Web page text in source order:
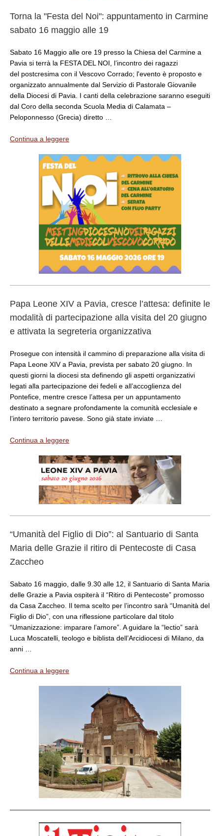
Torna la "Festa del Noi": appuntamento in Carmine
sabato 16 maggio alle 19
Sabato 16 Maggio alle ore 19 presso la Chiesa del Carmine a
Pavia si terrà la FESTA DEL NOI, l’incontro dei ragazzi
del postcresima con il Vescovo Corrado; l'evento è proposto e
organizzato annualmente dal Servizio di Pastorale Giovanile
della Diocesi di Pavia. I canti della celebrazione saranno eseguiti
dal Coro della seconda Scuola Media di Calamata –
Peloponnesso (Grecia) diretto …
Continua a leggere
Papa Leone XIV a Pavia, cresce l’attesa: definite le
modalità di partecipazione alla visita del 20 giugno
e attivata la segreteria organizzativa
Prosegue con intensità il cammino di preparazione alla visita di
Papa Leone XIV a Pavia, prevista per sabato 20 giugno. In
questi giorni la diocesi sta definendo gli aspetti organizzativi
legati alla partecipazione dei fedeli e all’accoglienza del
Pontefice, mentre cresce l’attesa per un appuntamento
destinato a segnare profondamente la comunità ecclesiale e
l’intero territorio pavese. Sono già state inviate …
Continua a leggere
“Umanità del Figlio di Dio”: al Santuario di Santa
Maria delle Grazie il ritiro di Pentecoste di Casa
Zaccheo
Sabato 16 maggio, dalle 9.30 alle 12, il Santuario di Santa Maria
delle Grazie a Pavia ospiterà il “Ritiro di Pentecoste” promosso
da Casa Zaccheo. Il tema scelto per l’incontro sarà “Umanità del
Figlio di Dio”, con una riflessione particolare dal titolo
“Umanizzazione: imparare l’amore”. A guidare la “lectio” sarà
Luca Moscatelli, teologo e biblista dell’Arcidiocesi di Milano, da
anni …
Continua a leggere